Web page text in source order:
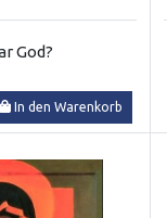
God?
In den Warenkorb